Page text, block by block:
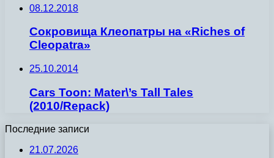
08.12.2018
Сокровища Клеопатры на «Riches of
Cleopatra»
25.10.2014
Cars Toon: Mater\’s Tall Tales
(2010/Repack)
Последние записи
21.07.2026